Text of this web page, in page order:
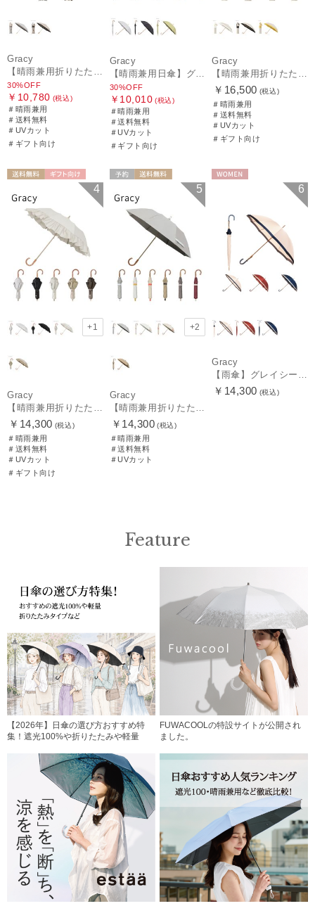
Gracy
【晴雨兼用折りたたみ日傘】グレイシー (Gracy) Leopard Back Print 一級遮光99.99% 遮熱 UV99％ 簡単開閉
30%OFF
￥10,780 (税込)
＃晴雨兼用
＃送料無料
＃UVカット
＃ギフト向け
Gracy
【晴雨兼用日傘】グレイシー (Gracy) Studs 一級遮光99.99% 遮熱 UV99％
30%OFF
￥10,010 (税込)
＃晴雨兼用
＃送料無料
＃UVカット
＃ギフト向け
Gracy
【晴雨兼用折りたたみ日傘】グレイシー (Gracy) Natural bicolor 遮光99% 遮熱 UV99％ 簡単開閉
￥16,500 (税込)
＃晴雨兼用
＃送料無料
＃UVカット
＃ギフト向け
ギフト向け
WOMEN
4
+1
Gracy
￥14,300 (税込)
＃晴雨兼用
＃送料無料
＃UVカット
＃ギフト向け
WOMEN
5
+2
Gracy
￥14,300 (税込)
＃晴雨兼用
＃送料無料
＃UVカット
6
Gracy
￥14,300 (税込)
Feature
【2026年】日傘の選び方おすすめ特
集！遮光100%や折りたたみや軽量
FUWACOOLの特設サイトが公開され
ました。